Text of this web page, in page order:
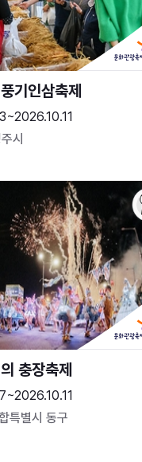
기인삼축제
시
충장축제
특별시 동구